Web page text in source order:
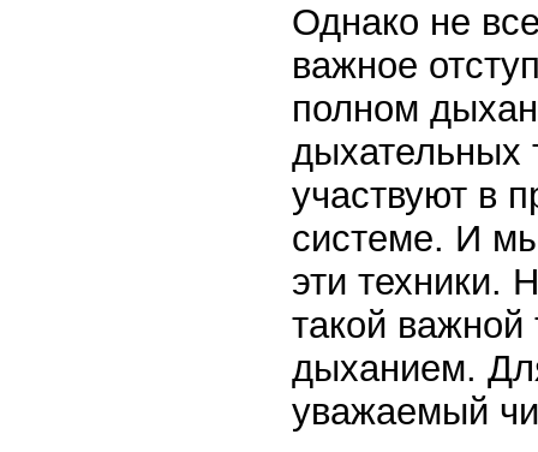
Однако не
важное
полном
дыхательных
участвуют в
системе. И
эти техники.
такой
дыханием.
уважаемый